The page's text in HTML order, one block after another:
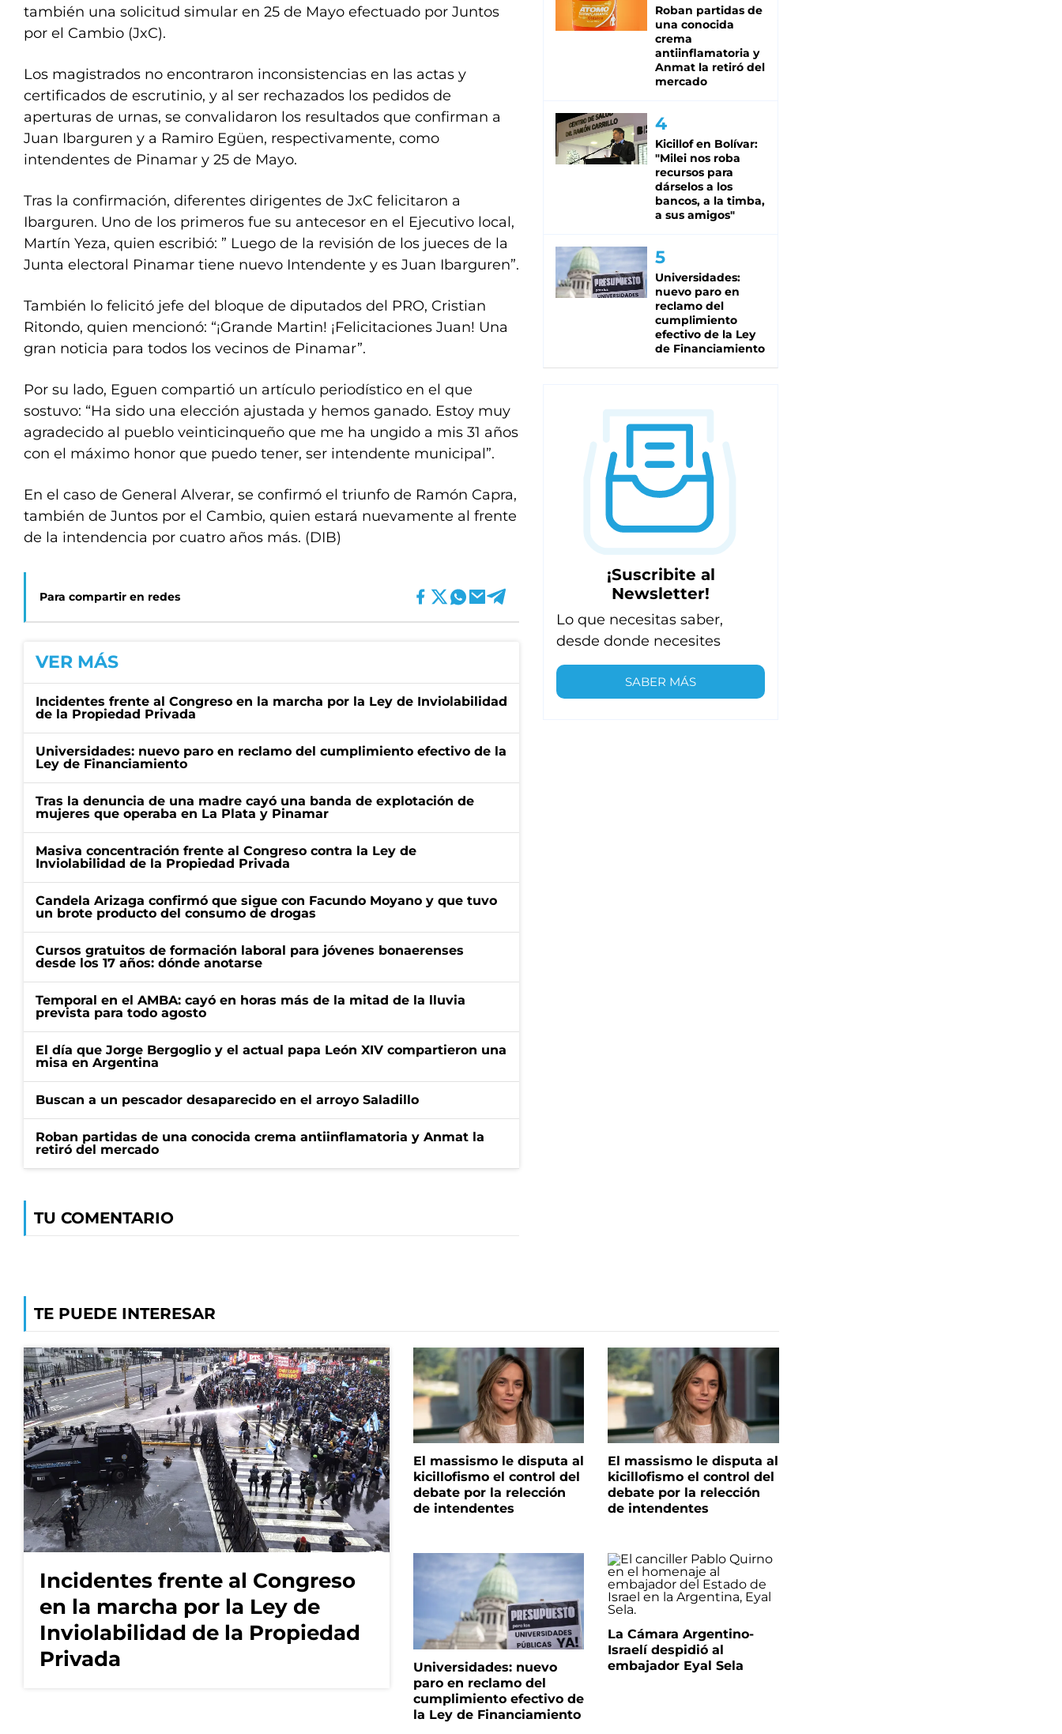
también una solicitud simular en 25 de Mayo efectuado por Juntos
por el Cambio (JxC).
Los magistrados no encontraron inconsistencias en las actas y
certificados de escrutinio, y al ser rechazados los pedidos de
aperturas de urnas, se convalidaron los resultados que confirman a
Juan Ibarguren y a Ramiro Egüen, respectivamente, como
intendentes de Pinamar y 25 de Mayo.
Tras la confirmación, diferentes dirigentes de JxC felicitaron a
Ibarguren. Uno de los primeros fue su antecesor en el Ejecutivo local,
Martín Yeza, quien escribió: ” Luego de la revisión de los jueces de la
Junta electoral Pinamar tiene nuevo Intendente y es Juan Ibarguren”.
También lo felicitó jefe del bloque de diputados del PRO, Cristian
Ritondo, quien mencionó: “¡Grande Martin! ¡Felicitaciones Juan! Una
gran noticia para todos los vecinos de Pinamar”.
Por su lado, Eguen compartió un artículo periodístico en el que
sostuvo: “Ha sido una elección ajustada y hemos ganado. Estoy muy
agradecido al pueblo veinticinqueño que me ha ungido a mis 31 años
con el máximo honor que puedo tener, ser intendente municipal”.
En el caso de General Alverar, se confirmó el triunfo de Ramón Capra,
también de Juntos por el Cambio, quien estará nuevamente al frente
de la intendencia por cuatro años más. (DIB)
Para compartir en redes
VER MÁS
Incidentes frente al Congreso en la marcha por la Ley de Inviolabilidad
de la Propiedad Privada
Universidades: nuevo paro en reclamo del cumplimiento efectivo de la
Ley de Financiamiento
Tras la denuncia de una madre cayó una banda de explotación de
mujeres que operaba en La Plata y Pinamar
Masiva concentración frente al Congreso contra la Ley de
Inviolabilidad de la Propiedad Privada
Candela Arizaga confirmó que sigue con Facundo Moyano y que tuvo
un brote producto del consumo de drogas
Cursos gratuitos de formación laboral para jóvenes bonaerenses
desde los 17 años: dónde anotarse
Temporal en el AMBA: cayó en horas más de la mitad de la lluvia
prevista para todo agosto
El día que Jorge Bergoglio y el actual papa León XIV compartieron una
misa en Argentina
Buscan a un pescador desaparecido en el arroyo Saladillo
Roban partidas de una conocida crema antiinflamatoria y Anmat la
retiró del mercado
TU COMENTARIO
Roban partidas de
una conocida
crema
antiinflamatoria y
Anmat la retiró del
mercado
Kicillof en Bolívar:
"Milei nos roba
recursos para
dárselos a los
bancos, a la timba,
a sus amigos"
Universidades:
nuevo paro en
reclamo del
cumplimiento
efectivo de la Ley
de Financiamiento
¡Suscribite al
Newsletter!
Lo que necesitas saber,
desde donde necesites
SABER MÁS
TE PUEDE INTERESAR
Incidentes frente al Congreso
en la marcha por la Ley de
Inviolabilidad de la Propiedad
Privada
El massismo le disputa al
kicillofismo el control del
debate por la relección
de intendentes
El massismo le disputa al
kicillofismo el control del
debate por la relección
de intendentes
Universidades: nuevo
paro en reclamo del
cumplimiento efectivo de
la Ley de Financiamiento
La Cámara Argentino-
Israelí despidió al
embajador Eyal Sela